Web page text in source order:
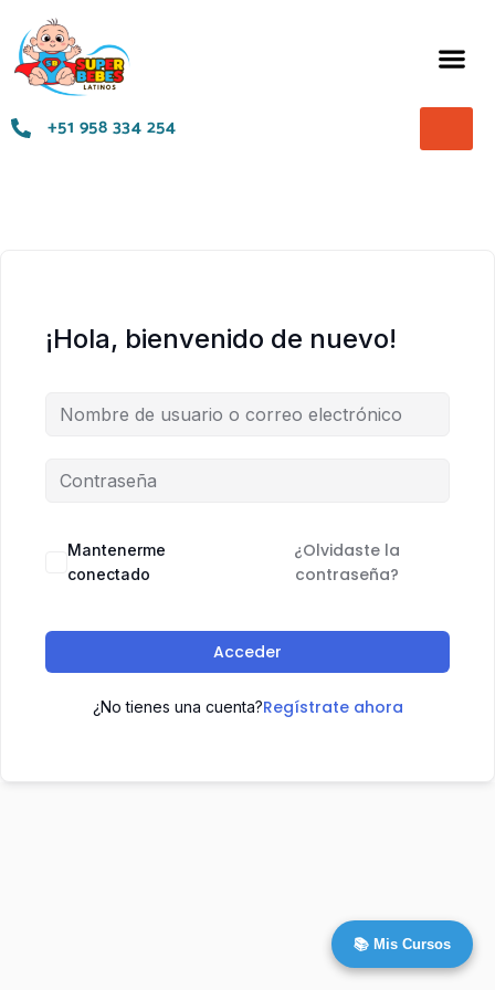
+51 958 334 254
¡Hola, bienvenido de nuevo!
Mantenerme
conectado
¿Olvidaste la
contraseña?
Acceder
¿No tienes una cuenta?Regístrate ahora
📚 Mis Cursos